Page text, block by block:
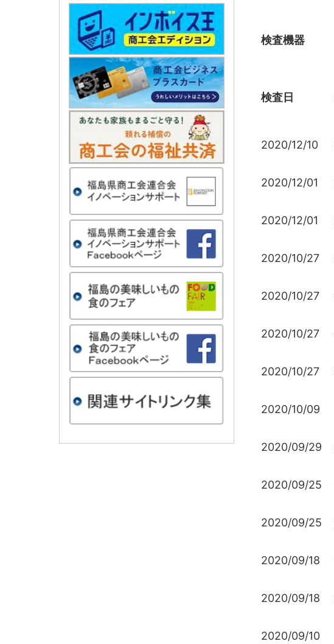
検査機器
検査日
2020/12/10
2020/12/01
2020/12/01
2020/10/27
2020/10/27
2020/10/27
2020/10/27
2020/10/09
2020/09/29
2020/09/25
2020/09/25
2020/09/18
2020/09/18
2020/09/10